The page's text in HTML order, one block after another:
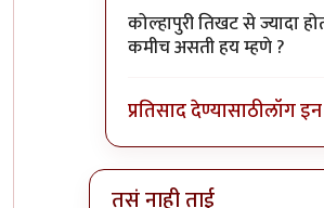
कोल्हापुरी तिखट से ज्यादा
कमीच असती हय म्हणे ?
प्रतिसाद देण्यासाठीलॉग
तसं नाही ताई